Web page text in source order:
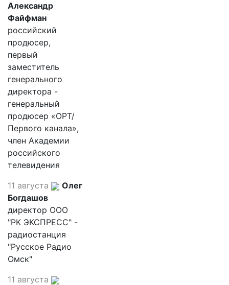
Александр
Файфман
российский
продюсер,
первый
заместитель
генерального
директора -
генеральный
продюсер «ОРТ/
Первого канала»,
член Академии
российского
телевидения
11 августа
Олег
Богдашов
директор ООО
"РК ЭКСПРЕСС" -
радиостанция
"Русское Радио
Омск"
11 августа